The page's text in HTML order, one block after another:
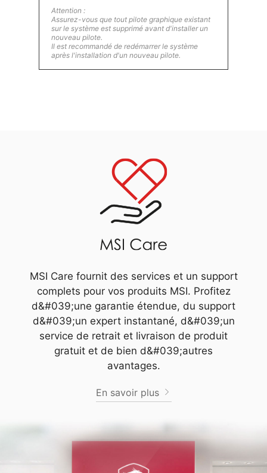
Attention :
Assurez-vous que tout pilote graphique existant
sur le système est supprimé avant d'installer un
nouveau pilote.
Il est recommandé de redémarrer le système
après l'installation d'un nouveau pilote.
MSI Care fournit des services et un support
complets pour vos produits MSI. Profitez
d&#039;une garantie étendue, du support
d&#039;un expert instantané, d&#039;un
service de retrait et livraison de produit
gratuit et de bien d&#039;autres
avantages.
En savoir plus